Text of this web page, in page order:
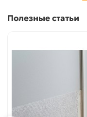
Полезные статьи